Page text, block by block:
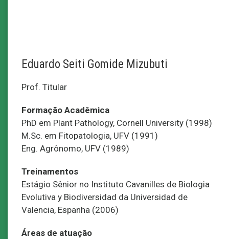
Eduardo Seiti Gomide Mizubuti
Prof. Titular
Formação Acadêmica
PhD em Plant Pathology, Cornell University (1998)
M.Sc. em Fitopatologia, UFV (1991)
Eng. Agrônomo, UFV (1989)
Treinamentos
Estágio Sênior no Instituto Cavanilles de Biologia
Evolutiva y Biodiversidad da Universidad de
Valencia, Espanha (2006)
Áreas de atuação